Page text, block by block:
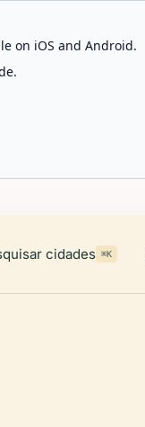
on iOS and Android.
cidades ⌘K